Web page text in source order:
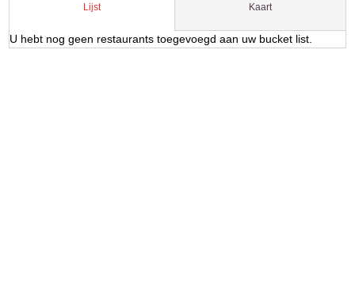
Lijst Kaart
U hebt nog geen restaurants toegevoegd aan uw bucket list.